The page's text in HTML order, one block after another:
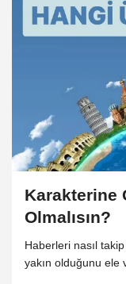
Karakterine
Olmalısın?
Haberleri nasıl
yakın olduğunu ele